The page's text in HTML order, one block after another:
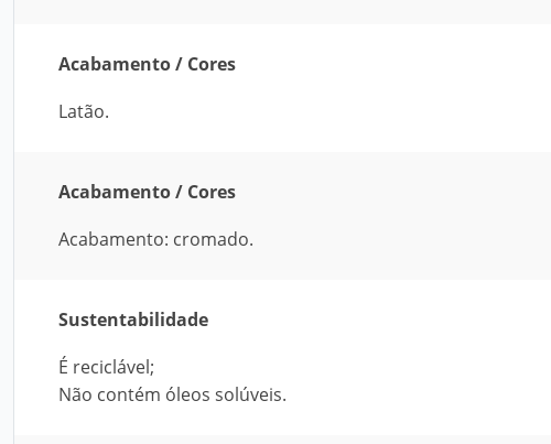
Acabamento / Cores
Latão.
Acabamento / Cores
Acabamento: cromado.
Sustentabilidade
É reciclável;
Não contém óleos solúveis.